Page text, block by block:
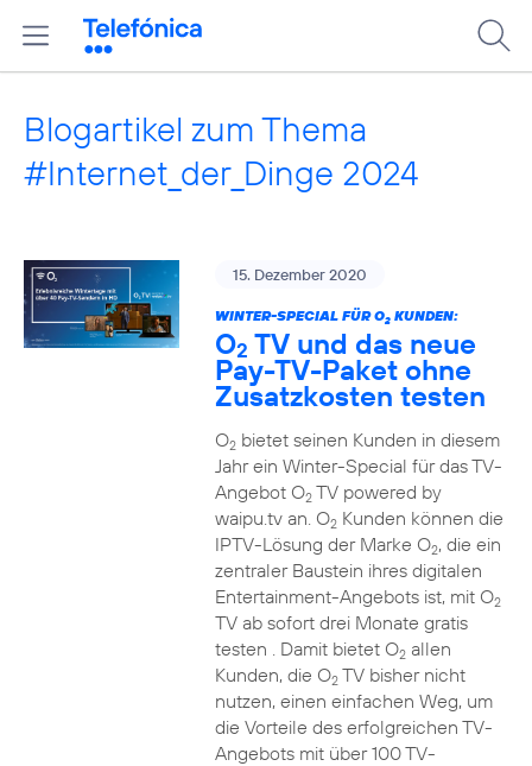
Blogartikel zum Thema
#Internet_der_Dinge 2024
15. Dezember 2020
WINTER-SPECIAL FÜR O2KUNDEN:
O2 TV und das neue
Pay-TV-Paket ohne
Zusatzkosten testen
O2bietet seinen Kunden in diesem
Jahr ein Winter-Special für das TV-
Angebot O2TV powered by
waipu.tv an. O2Kunden können die
IPTV-Lösung der Marke O2, die ein
zentraler Baustein ihres digitalen
Entertainment-Angebots ist, mit O2
TV ab sofort drei Monate gratis
testen . Damit bietet O2allen
Kunden, die O2TV bisher nicht
nutzen, einen einfachen Weg, um
die Vorteile des erfolgreichen TV-
Angebots mit über 100 TV-